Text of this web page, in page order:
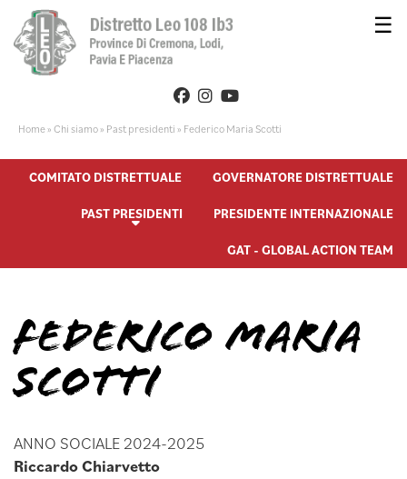
☰
Home» Chi siamo» Past presidenti » Federico Maria Scotti
COMITATO DISTRETTUALE GOVERNATORE DISTRETTUALE
PAST PRESIDENTI PRESIDENTE INTERNAZIONALE
GAT - GLOBAL ACTION TEAM
FEDERICO MARIA
SCOTTI
ANNO SOCIALE 2024-2025
Riccardo Chiarvetto